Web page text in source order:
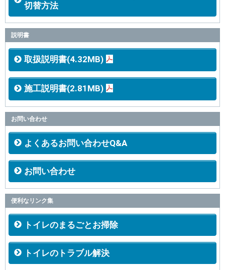
切替方法
説明書
取扱説明書(4.32MB)
施工説明書(2.81MB)
お問い合わせ
よくあるお問い合わせQ&A
お問い合わせ
便利なリンク集
トイレのまるごとお掃除
トイレのトラブル解決